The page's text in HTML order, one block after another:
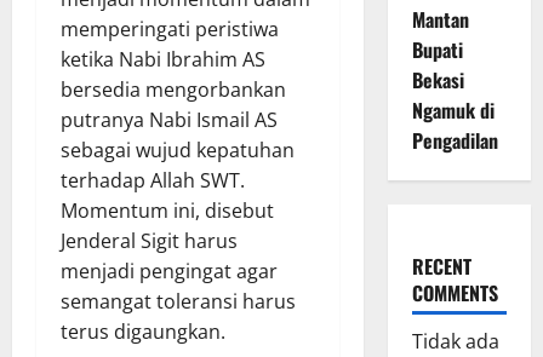
memperingati peristiwa
ketika Nabi Ibrahim AS
bersedia mengorbankan
putranya Nabi Ismail AS
sebagai wujud kepatuhan
terhadap Allah SWT.
Momentum ini, disebut
Jenderal Sigit harus
menjadi pengingat agar
semangat toleransi harus
terus digaungkan.
Mantan
Bupati
Bekasi
Ngamuk di
Pengadilan
RECENT
COMMENTS
Tidak ada